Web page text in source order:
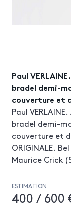
Paul
bradel demi-
couverture et
Paul
bradel demi-
couverture et
ORIGINALE.
Maurice Crick
ESTIMATION
400 / 600